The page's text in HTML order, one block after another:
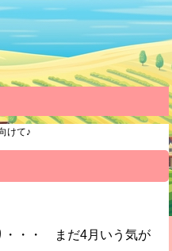
けて♪
・・・ まだ4月いう気が